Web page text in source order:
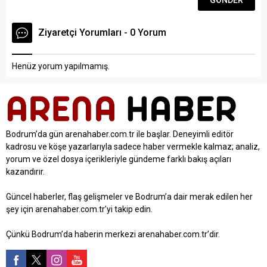
Ziyaretçi Yorumları - 0 Yorum
Henüz yorum yapılmamış.
Bodrum’da gün arenahaber.com.tr ile başlar. Deneyimli editör
kadrosu ve köşe yazarlarıyla sadece haber vermekle kalmaz; analiz,
yorum ve özel dosya içerikleriyle gündeme farklı bakış açıları
kazandırır.
Güncel haberler, flaş gelişmeler ve Bodrum’a dair merak edilen her
şey için arenahaber.com.tr’yi takip edin.
Çünkü Bodrum’da haberin merkezi arenahaber.com.tr’dir.